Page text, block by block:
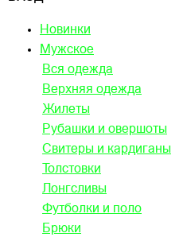
Новинки
Мужское
Вся одежда
Верхняя одежда
Жилеты
Рубашки и овершоты
Свитеры и кардиганы
Толстовки
Лонгсливы
Футболки и поло
Брюки